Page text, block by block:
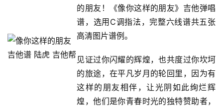
的朋友！《像你这样的朋友》吉他弹唱
谱，选用C调指法，完整六线谱共五张
高清图片谱例。
见证过你闪耀的辉煌，也共度过你坎坷
的旅途，在平凡岁月的轮回里，因为有
这样的朋友相伴，让光阴如此绚烂辉
煌，他们是你青春时光的独特赞助者，